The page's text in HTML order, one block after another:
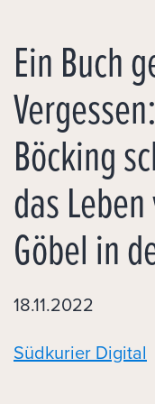
Ein Buch
Böcking
das
Göbel in
18.11.2022
Südkurier Digital